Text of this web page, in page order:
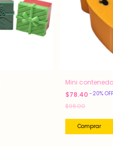
Mini
$78.40 -20% OFF
$98.00